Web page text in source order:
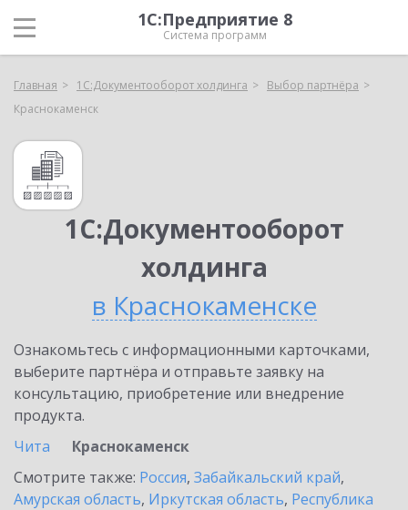
1С:Предприятие 8
Система программ
Главная 1С:Документооборот холдинга
Выбор партнёра
Краснокаменск
1С:Документооборот
холдинга
в Краснокаменске
Ознакомьтесь с информационными карточками,
выберите партнёра и отправьте заявку на
консультацию, приобретение или внедрение
продукта.
Чита
Краснокаменск
Смотрите также: Россия, Забайкальский край,
Амурская область, Иркутская область, Республика